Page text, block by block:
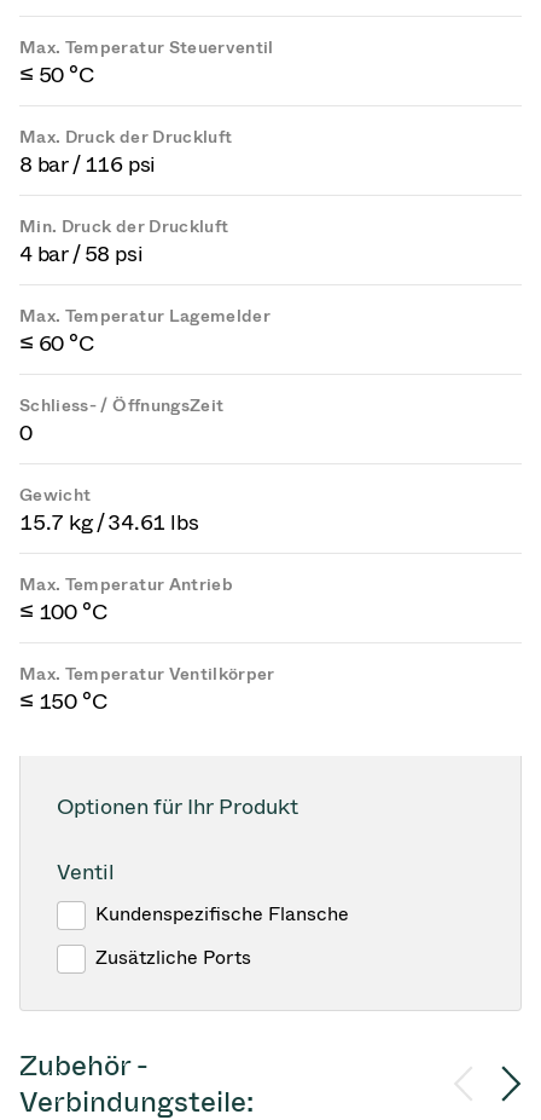
Max. Temperatur Steuerventil
≤ 50 °C
Max. Druck der Druckluft
8 bar / 116 psi
Min. Druck der Druckluft
4 bar / 58 psi
Max. Temperatur Lagemelder
≤ 60 °C
Schliess- / ÖffnungsZeit
0
Gewicht
15.7 kg / 34.61 lbs
Max. Temperatur Antrieb
≤ 100 °C
Max. Temperatur Ventilkörper
≤ 150 °C
Optionen für Ihr Produkt
Ventil
Kundenspezifische Flansche
Zusätzliche Ports
Zubehör -
Verbindungsteile: